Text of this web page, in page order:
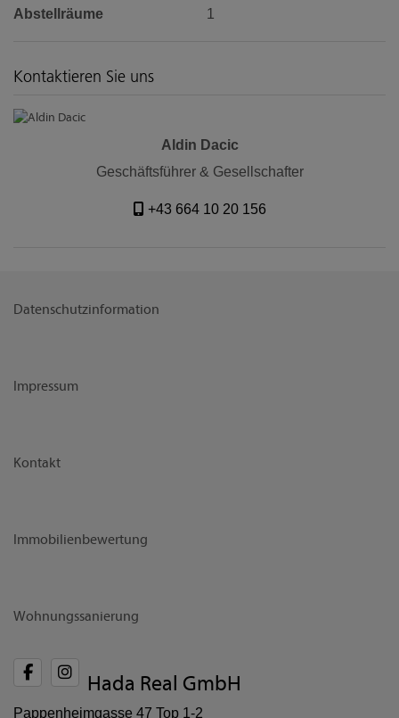
Abstellräume
1
Kontaktieren Sie uns
Aldin Dacic
Geschäftsführer & Gesellschafter
+43 664 10 20 156
Datenschutzinformation
Impressum
Kontakt
Immobilienbewertung
Wohnungssanierung
Hada Real GmbH
Pappenheimgasse 47 Top 1-2